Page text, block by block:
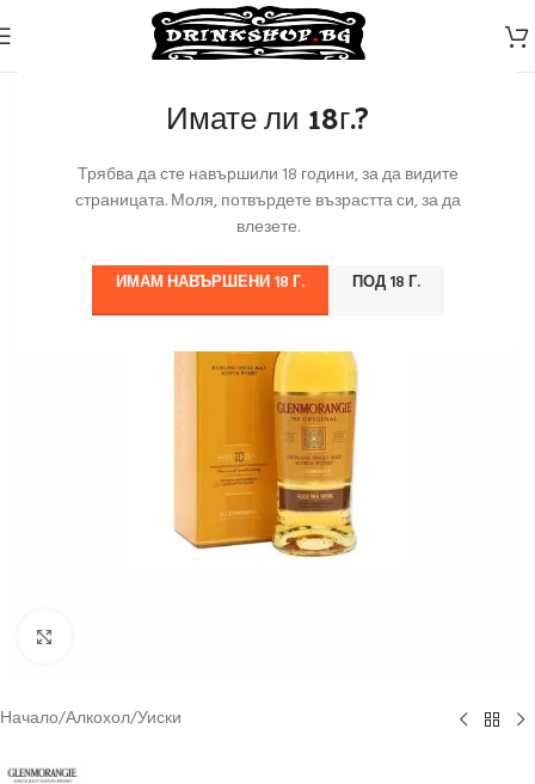
Имате ли 18г.?
Трябва да сте навършили 18 години, за да видите
страницата. Моля, потвърдете възрастта си, за да
влезете.
ИМАМ НАВЪРШЕНИ 18 Г. ПОД 18 Г.
Начало/Алкохол/Уиски